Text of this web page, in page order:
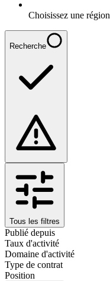
Choisissez une région
Recherche
Tous les filtres
Publié depuis
Taux d'activité
Domaine d'activité
Type de contrat
Position